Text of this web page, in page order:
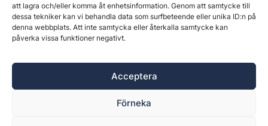
att lagra och/eller komma åt enhetsinformation. Genom att samtycke till
dessa tekniker kan vi behandla data som surfbeteende eller unika ID:n på
denna webbplats. Att inte samtycka eller återkalla samtycke kan
påverka vissa funktioner negativt.
Acceptera
Förneka
Östernäsvägen 1, 827 32 Ljusdal, org.nr: 556625-6425 -
Ansvarig utgivare: Henrik Ekberg. Innehållet på denna
webbplats är upphovsrättsligt skyddat. Ange källa vid citering.
Byggvärlden är en del avMarknadsdatagruppen